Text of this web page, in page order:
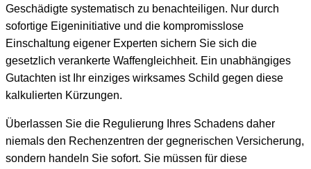
Geschädigte systematisch zu benachteiligen. Nur durch
sofortige Eigeninitiative und die kompromisslose
Einschaltung eigener Experten sichern Sie sich die
gesetzlich verankerte Waffengleichheit. Ein unabhängiges
Gutachten ist Ihr einziges wirksames Schild gegen diese
kalkulierten Kürzungen.
Überlassen Sie die Regulierung Ihres Schadens daher
niemals den Rechenzentren der gegnerischen Versicherung,
sondern handeln Sie sofort. Sie müssen für diese